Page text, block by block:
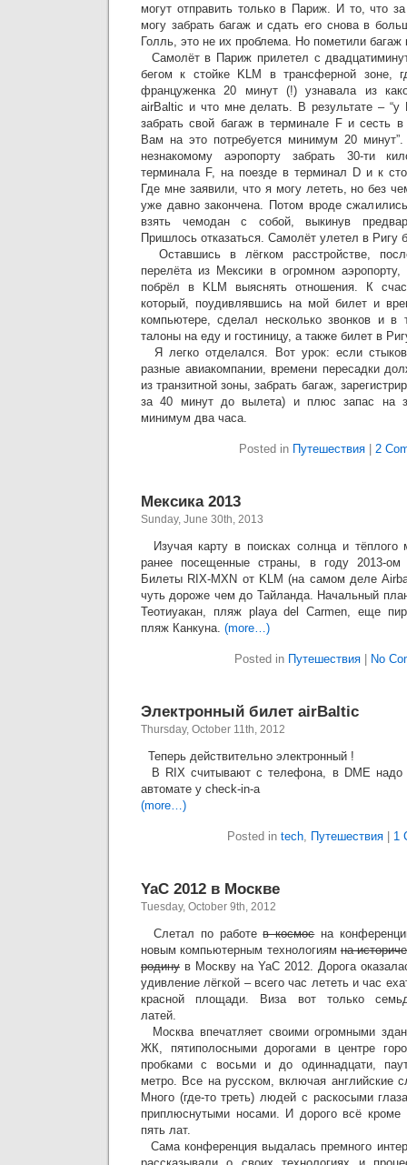
могут отправить только в Париж. И то, что
могу забрать багаж и сдать его снова в
Голль, это не их проблема. Но пометили багаж
Самолёт в Париж прилетел с
бегом к стойке KLM в трансферной зоне,
француженка 20 минут (!) узнавала из
airBaltic и что мне делать. В результате –
забрать свой багаж в терминале F и сесть
Вам на это потребуется минимум 20
незнакомому аэропорту забрать 30-ти
терминала F, на поезде в терминал D и к
Где мне заявили, что я могу лететь, но без
уже давно закончена. Потом вроде
взять чемодан с собой, выкинув
Пришлось отказаться. Самолёт улетел в Ригу
Оставшись в лёгком расстройстве,
перелёта из Мексики в огромном
побрёл в KLM выяснять отношения. К
который, поудивлявшись на мой билет и
компьютере, сделал несколько звонков и
талоны на еду и гостиницу, а также билет в
Я легко отделался. Вот урок: если
разные авиакомпании, времени пересадки
из транзитной зоны, забрать багаж,
за 40 минут до вылета) и плюс запас на
минимум два часа.
Posted in Путешествия| 2
Мексика 2013
Sunday, June 30th, 2013
Изучая карту в поисках солнца и тёплого
ранее посещенные страны, в году 2013-
Билеты RIX-MXN от KLM (на самом деле
чуть дороже чем до Тайланда. Начальный
Теотиуакан, пляж playa del Carmen, еще
пляж Канкуна. (more…)
Posted in Путешествия | No
Электронный билет airBaltic
Thursday, October 11th, 2012
Теперь действительно электронный !
В RIX считывают с телефона, в DME надо
автомате у check-in-а
(more…)
Posted in tech, Путешествия| 1
YaC 2012 в Москве
Tuesday, October 9th, 2012
Слетал по работев космосна
новым компьютерным технологиямна
родину в Москву на YaC 2012. Дорога
удивление лёгкой – всего час лететь и час
красной площади. Виза вот только
латей.
Москва впечатляет своими огромными
ЖК, пятиполосными дорогами в центре
пробками с восьми и до одиннадцати,
метро. Все на русском, включая английские
Много (где-то треть) людей с раскосыми
приплюснутыми носами. И дорого всё
пять лат.
Сама конференция выдалась премного
рассказывали о своих технологиях и